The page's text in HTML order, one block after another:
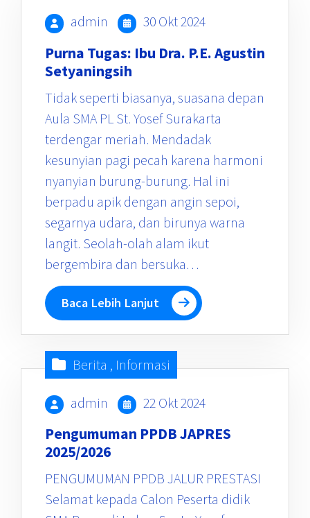
admin 30 Okt 2024
Purna Tugas: Ibu Dra. P.E. Agustin
Setyaningsih
Tidak seperti biasanya, suasana depan
Aula SMA PL St. Yosef Surakarta
terdengar meriah. Mendadak
kesunyian pagi pecah karena harmoni
nyanyian burung-burung. Hal ini
berpadu apik dengan angin sepoi,
segarnya udara, dan birunya warna
langit. Seolah-olah alam ikut
bergembira dan bersuka…
Baca Lebih Lanjut
Berita , Informasi
admin 22 Okt 2024
Pengumuman PPDB JAPRES
2025/2026
PENGUMUMAN PPDB JALUR PRESTASI
Selamat kepada Calon Peserta didik